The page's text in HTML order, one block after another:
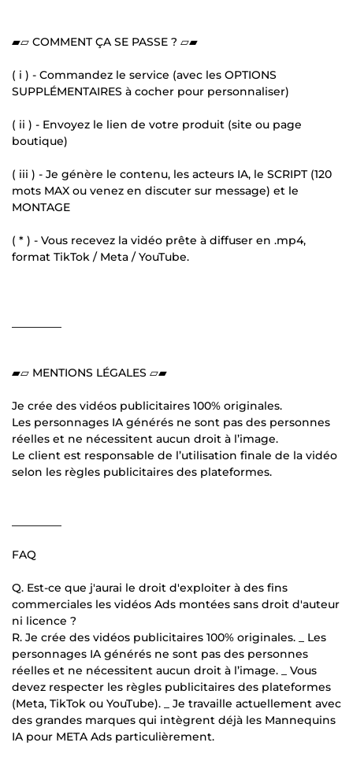
▰▱ COMMENT ÇA SE PASSE ? ▱▰
( i ) - Commandez le service (avec les OPTIONS
SUPPLÉMENTAIRES à cocher pour personnaliser)
( ii ) - Envoyez le lien de votre produit (site ou page
boutique)
( iii ) - Je génère le contenu, les acteurs IA, le SCRIPT (120
mots MAX ou venez en discuter sur message) et le
MONTAGE
( * ) - Vous recevez la vidéo prête à diffuser en .mp4,
format TikTok / Meta / YouTube.
▰▱ MENTIONS LÉGALES ▱▰
Je crée des vidéos publicitaires 100% originales.
Les personnages IA générés ne sont pas des personnes
réelles et ne nécessitent aucun droit à l’image.
Le client est responsable de l’utilisation finale de la vidéo
selon les règles publicitaires des plateformes.
FAQ
Q. Est-ce que j'aurai le droit d'exploiter à des fins
commerciales les vidéos Ads montées sans droit d'auteur
ni licence ?
R. Je crée des vidéos publicitaires 100% originales. _ Les
personnages IA générés ne sont pas des personnes
réelles et ne nécessitent aucun droit à l’image. _ Vous
devez respecter les règles publicitaires des plateformes
(Meta, TikTok ou YouTube). _ Je travaille actuellement avec
des grandes marques qui intègrent déjà les Mannequins
IA pour META Ads particulièrement.